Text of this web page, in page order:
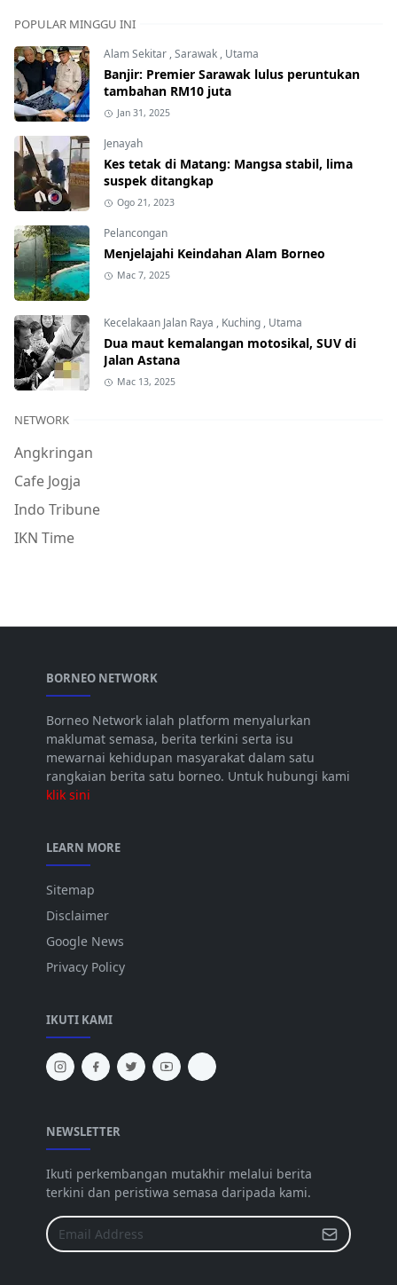
POPULAR MINGGU INI
Alam Sekitar,Sarawak, Utama
Banjir: Premier Sarawak lulus peruntukan
tambahan RM10 juta
Jan 31, 2025
Jenayah
Kes tetak di Matang: Mangsa stabil, lima
suspek ditangkap
Ogo 21, 2023
Pelancongan
Menjelajahi Keindahan Alam Borneo
Mac 7, 2025
Kecelakaan Jalan Raya , Kuching, Utama
Dua maut kemalangan motosikal, SUV di
Jalan Astana
Mac 13, 2025
NETWORK
Angkringan
Cafe Jogja
Indo Tribune
IKN Time
BORNEO NETWORK
Borneo Network ialah platform menyalurkan
maklumat semasa, berita terkini serta isu
mewarnai kehidupan masyarakat dalam satu
rangkaian berita satu borneo. Untuk hubungi kami
klik sini
LEARN MORE
Sitemap
Disclaimer
Google News
Privacy Policy
IKUTI KAMI
NEWSLETTER
Ikuti perkembangan mutakhir melalui berita
terkini dan peristiwa semasa daripada kami.